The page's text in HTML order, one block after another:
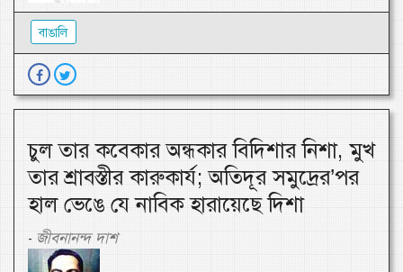
বাঙালি
চুল তার কবেকার অন্ধকার বিদিশার নিশা, মুখ
তার শ্রাবস্তীর কারুকার্য; অতিদূর সমুদ্রের’পর
হাল ভেঙে যে নাবিক হারায়েছে দিশা
- জীবনানন্দ দাশ